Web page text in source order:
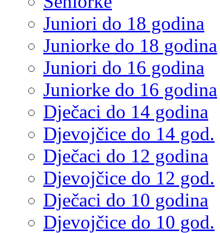
Juniori do 18 godina
Juniorke do 18 godina
Juniori do 16 godina
Juniorke do 16 godina
Dječaci do 14 godina
Djevojčice do 14 god.
Dječaci do 12 godina
Djevojčice do 12 god.
Dječaci do 10 godina
Djevojčice do 10 god.